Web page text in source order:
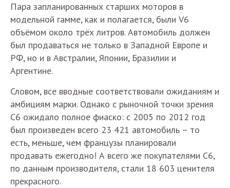
Пара запланированных старших моторов в
модельной гамме, как и полагается, были V6
объёмом около трёх литров. Автомобиль должен
был продаваться не только в Западной Европе и
РФ, но и в Австралии, Японии, Бразилии и
Аргентине.
Словом, все вводные соответствовали ожиданиям и
амбициям марки. Однако с рыночной точки зрения
С6 ожидало полное фиаско: с 2005 по 2012 год
был произведен всего 23 421 автомобиль – то
есть, меньше, чем французы планировали
продавать ежегодно! А всего же покупателями С6,
по данным производителя, стали 18 603 ценителя
прекрасного.